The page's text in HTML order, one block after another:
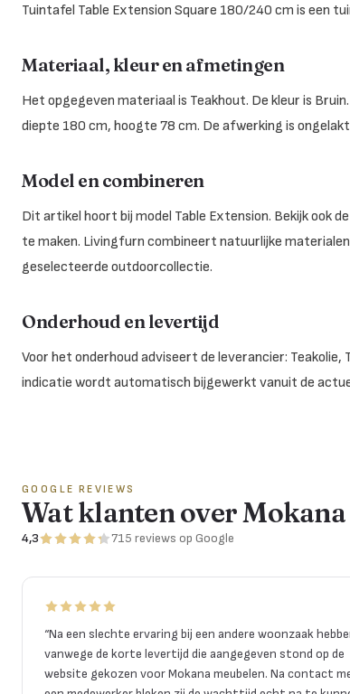
Tuintafel Table Extension Square 180/240 cm is een
Materiaal, kleur en afmetingen
Het opgegeven materiaal is Teakhout. De kleur is
diepte 180 cm, hoogte 78 cm. De afwerking is
Model en combineren
Dit artikel hoort bij model Table Extension. Bekijk ook
te maken. Livingfurn combineert natuurlijke
geselecteerde outdoorcollectie.
Onderhoud en levertijd
Voor het onderhoud adviseert de leverancier: Teakolie,
indicatie wordt automatisch bijgewerkt vanuit de
GOOGLE REVIEWS
Wat klanten over Mokana
4,3 715 reviews op Google
“Na een slechte ervaring bij een andere woonzaak
vanwege de korte levertijd die aangegeven stond op de
website gekozen voor Mokana meubelen. Na contact